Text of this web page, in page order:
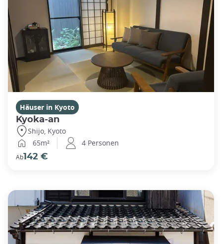
Häuser in Kyoto
Kyoka-an
Shijo, Kyoto
65m²
4 Personen
Ab142 €